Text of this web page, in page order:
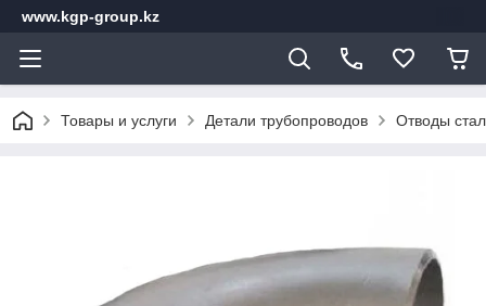
www.kgp-group.kz
Товары и услуги Детали трубопроводов Отводы